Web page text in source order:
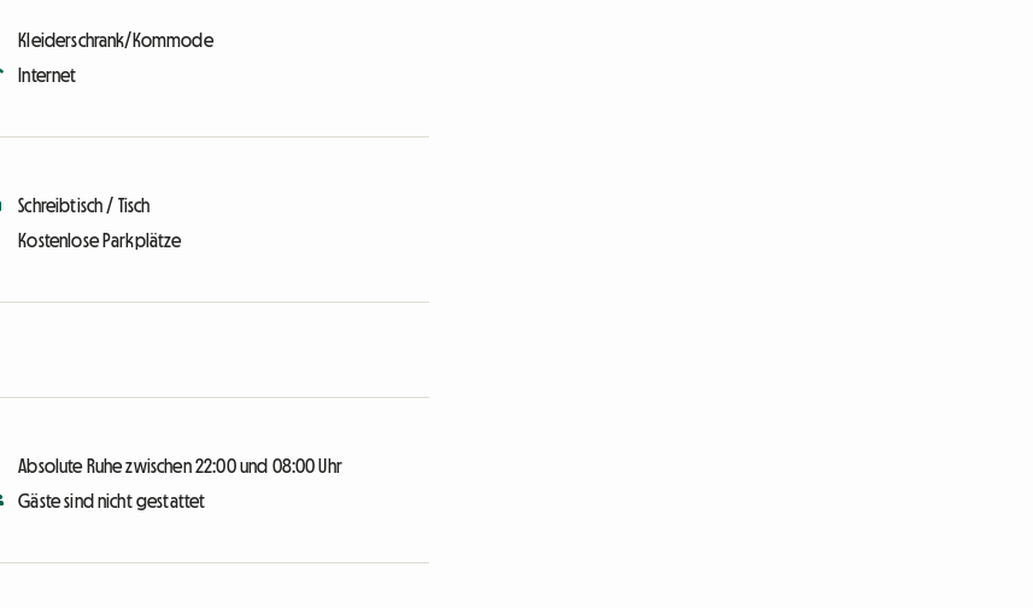
Kleiderschrank/Kommode
Internet
Schreibtisch / Tisch
Kostenlose Parkplätze
Absolute Ruhe zwischen 22:00 und 08:00 Uhr
Gäste sind nicht gestattet